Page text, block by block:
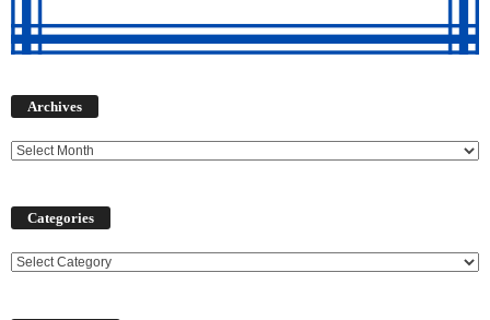
Archives
Categories
Categories